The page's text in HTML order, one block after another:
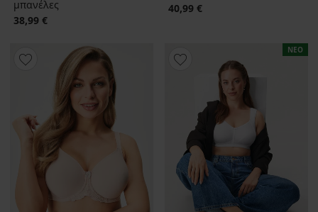
μπανέλες
38,99 €
40,99 €
ΝΕΟ